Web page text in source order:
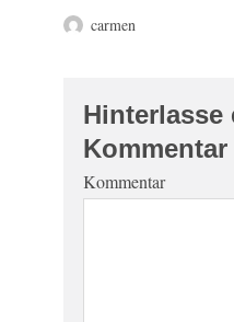
carmen
Hinterlasse
Kommentar
Kommentar